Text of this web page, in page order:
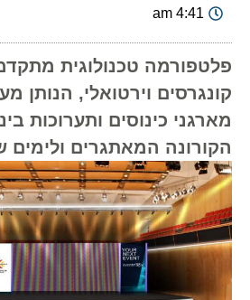
4:41 am
פלטפורמה טכנולוגית
קונגרסים וירטואלי, הנותן
מארגני כינוסים ותערוכות
הקורונה המאתגרים ולימים